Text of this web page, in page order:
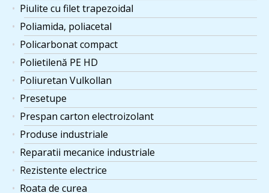
Piulite cu filet trapezoidal
Poliamida, poliacetal
Policarbonat compact
Polietilenă PE HD
Poliuretan Vulkollan
Presetupe
Prespan carton electroizolant
Produse industriale
Reparatii mecanice industriale
Rezistente electrice
Roata de curea